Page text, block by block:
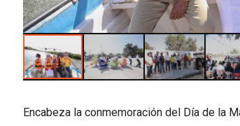
Encabeza la conmemoración del Día de la